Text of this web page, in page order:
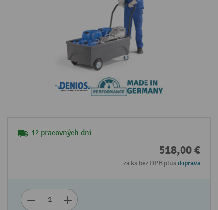
12 pracovných dní
518,00 €
za ks bez DPH plusdoprava